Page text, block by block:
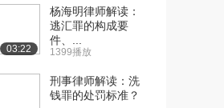
03:22
杨海明律师解读：
逃汇罪的构成要
件、...
1399播放
刑事律师解读：洗
钱罪的处罚标准？